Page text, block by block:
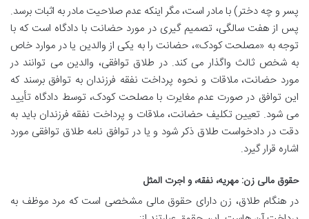
پسر و چه دختر) با مادر است، مگر اینکه عدم صلاحیت مادر به اثبات برسد.
پس از هفت سالگی، تصمیم گیری در مورد حضانت با دادگاه است که با
توجه به «مصلحت کودک»، حضانت را به یکی از والدین یا در موارد خاص
به شخص ثالث واگذار می کند. در طلاق توافقی، والدین می توانند در
مورد حضانت، ملاقات و نحوه پرداخت نفقه فرزندان به توافق برسند که
این توافق در صورت عدم مغایرت با مصلحت کودک، توسط دادگاه تأیید
می شود. تعیین تکلیف حضانت، ملاقات و پرداخت نفقه فرزندان باید به
دقت در دادخواست طلاق ذکر شود و یا در توافق نامه طلاق توافقی مورد
اشاره قرار گیرد.
حقوق مالی زن: مهریه، نفقه، و اجرت المثل
در هنگام طلاق، زن دارای حقوق مالی مشخصی است که مرد موظف به